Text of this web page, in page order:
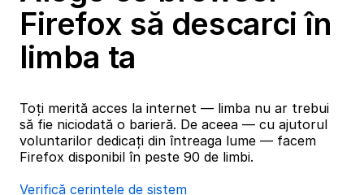
Firefox să descarci în
limba ta
Toți merită acces la internet — limba nu ar trebui
să fie niciodată o barieră. De aceea — cu ajutorul
voluntarilor dedicați din întreaga lume — facem
Firefox disponibil în peste 90 de limbi.
Verifică cerințele de sistem